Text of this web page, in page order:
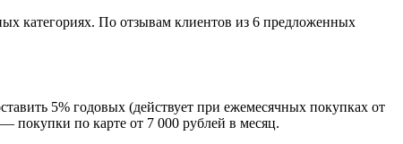
категориях. По отзывам клиентов из 6 предложенных
5% годовых (действует при ежемесячных покупках от
покупки по карте от 7 000 рублей в месяц.